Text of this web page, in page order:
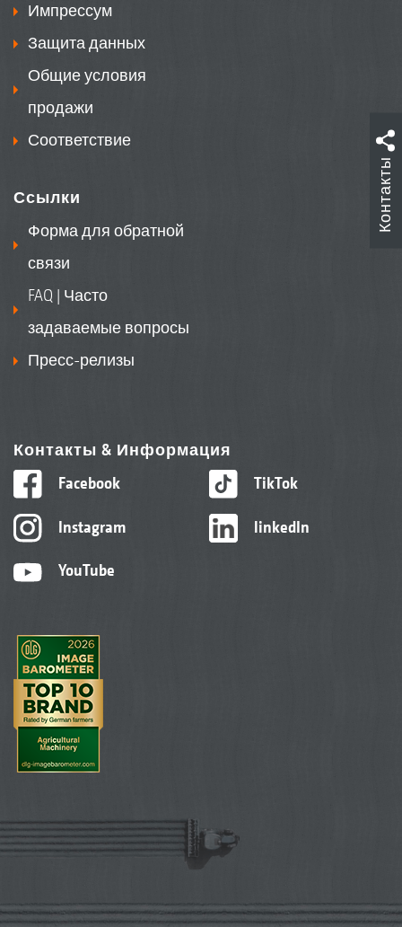
Импрессум
Защита данных
Общие условия
продажи
Соответствие
Ссылки
Форма для обратной
связи
FAQ | Часто
задаваемые вопросы
Пресс-релизы
Контакты & Информация
Facebook
Instagram
YouTube
TikTok
linkedIn
Контакты